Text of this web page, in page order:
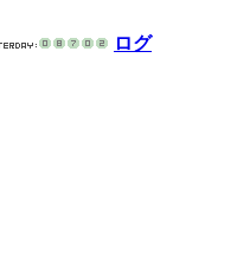
ログ